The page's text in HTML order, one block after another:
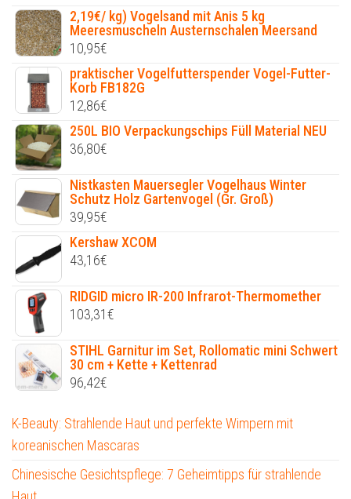
2,19€/ kg) Vogelsand mit Anis 5 kg
Meeresmuscheln Austernschalen Meersand
10,95€
praktischer Vogelfutterspender Vogel-Futter-
Korb FB182G
12,86€
250L BIO Verpackungschips Füll Material NEU
36,80€
Nistkasten Mauersegler Vogelhaus Winter
Schutz Holz Gartenvogel (Gr. Groß)
39,95€
Kershaw XCOM
43,16€
RIDGID micro IR-200 Infrarot-Thermomether
103,31€
STIHL Garnitur im Set, Rollomatic mini Schwert
30 cm + Kette + Kettenrad
96,42€
K-Beauty: Strahlende Haut und perfekte Wimpern mit
koreanischen Mascaras
Chinesische Gesichtspflege: 7 Geheimtipps für strahlende